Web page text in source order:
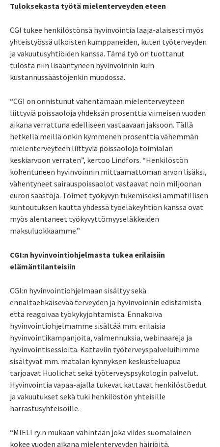
Tuloksekasta työtä mielenterveyden eteen
CGI tukee henkilöstönsä hyvinvointia laaja-alaisesti myös
yhteistyössä ulkoisten kumppaneiden, kuten työterveyden
ja vakuutusyhtiöiden kanssa. Tämä työ on tuottanut
tulosta niin lisääntyneen hyvinvoinnin kuin
kustannussäästöjenkin muodossa.
“CGI on onnistunut vähentämään mielenterveyteen
liittyviä poissaoloja yhdeksän prosenttia viimeisen vuoden
aikana verrattuna edelliseen vastaavaan jaksoon. Tällä
hetkellä meillä onkin kymmenen prosenttia vähemmän
mielenterveyteen liittyviä poissaoloja toimialan
keskiarvoon verraten”, kertoo Lindfors. “Henkilöstön
kohentuneen hyvinvoinnin mittaamattoman arvon lisäksi,
vähentyneet sairauspoissaolot vastaavat noin miljoonan
euron säästöjä. Toimet työkyvyn tukemiseksi ammatillisen
kuntoutuksen kautta yhdessä työeläkeyhtiön kanssa ovat
myös alentaneet työkyvyttömyyseläkkeiden
maksuluokkaamme.”
CGI:n hyvinvointiohjelmasta tukea erilaisiin
elämäntilanteisiin
CGI:n hyvinvointiohjelmaan sisältyy sekä
ennaltaehkäisevää terveyden ja hyvinvoinnin edistämistä
että reagoivaa työkykyjohtamista. Ennakoiva
hyvinvointiohjelmamme sisältää mm. erilaisia
hyvinvointikampanjoita, valmennuksia, webinaareja ja
hyvinvointisessioita. Kattaviin työterveyspalveluihimme
sisältyvät mm. matalan kynnyksen keskusteluapua
tarjoavat Huolichat sekä työterveyspsykologin palvelut.
Hyvinvointia vapaa-ajalla tukevat kattavat henkilöstöedut
ja vakuutukset sekä tuki henkilöstön yhteisille
harrastusyhteisöille.
“MIELI ry:n mukaan vähintään joka viides suomalainen
kokee vuoden aikana mielenterveyden häiriöitä.